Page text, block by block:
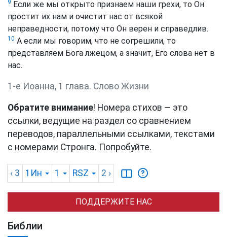
9 Если же мы открыто признаем наши грехи, то Он
простит их нам и очистит нас от всякой
неправедности, потому что Он верен и справедлив.
10 A если мы говорим, что не согрешили, то
представляем Бога лжецом, а значит, Его слова нет в
нас.
1-е Иоанна, 1 глава. Слово Жизни
Обратите внимание! Номера стихов — это
ссылки, ведущие на раздел со сравнением
переводов, параллельными ссылками, текстами
с номерами Стронга. Попробуйте.
‹ 3 1Ин 1 RSZ 2 ›
ПОДДЕРЖИТЕ НАС
Библии